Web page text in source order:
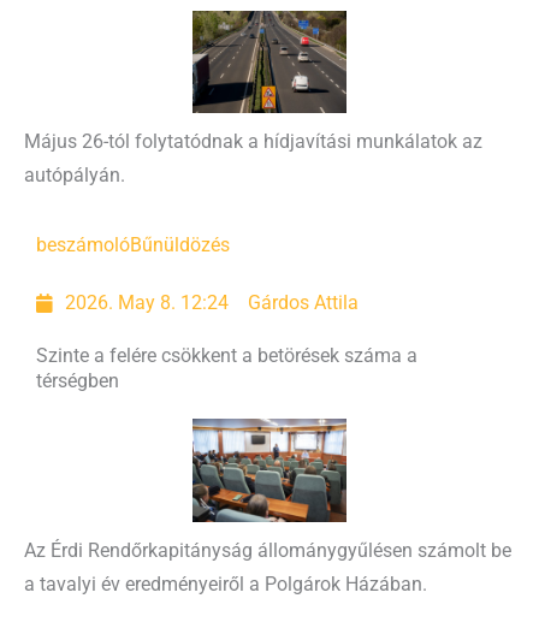
Május 26-tól folytatódnak a hídjavítási munkálatok az
autópályán.
beszámolóBűnüldözés
2026. May 8. 12:24 Gárdos Attila
Szinte a felére csökkent a betörések száma a
térségben
Az Érdi Rendőrkapitányság állománygyűlésen számolt be
a tavalyi év eredményeiről a Polgárok Házában.